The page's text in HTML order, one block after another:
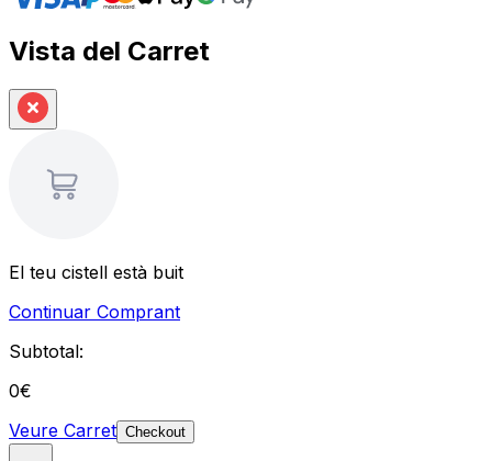
Vista del Carret
El teu cistell està buit
Continuar Comprant
Subtotal:
0€
Veure Carret Checkout